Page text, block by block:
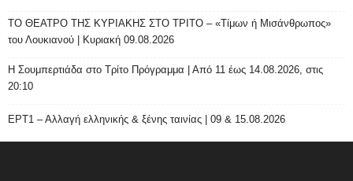
ΤΟ ΘΕΑΤΡΟ ΤΗΣ ΚΥΡΙΑΚΗΣ ΣΤΟ ΤΡΙΤΟ – «Τίμων ή Μισάνθρωπος»
του Λουκιανού | Κυριακή 09.08.2026
H Σουμπερτιάδα στο Τρίτο Πρόγραμμα | Από 11 έως 14.08.2026, στις
20:10
ΕΡΤ1 – Αλλαγή ελληνικής & ξένης ταινίας | 09 & 15.08.2026